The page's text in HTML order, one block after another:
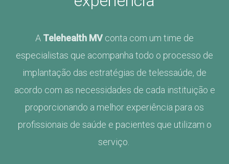
A Telehealth MVconta com um time de
especialistas que acompanha todo o processo de
implantação das estratégias de telessaúde, de
acordo com as necessidades de cada instituição e
proporcionando a melhor experiência para os
profissionais de saúde e pacientes que utilizam o
serviço.